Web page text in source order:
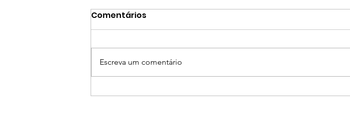
Encontro do MIDIACOM-
TRE-RJ reitera a
Comentários
Escreva um comentário